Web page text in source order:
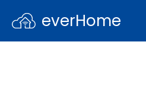
everHome